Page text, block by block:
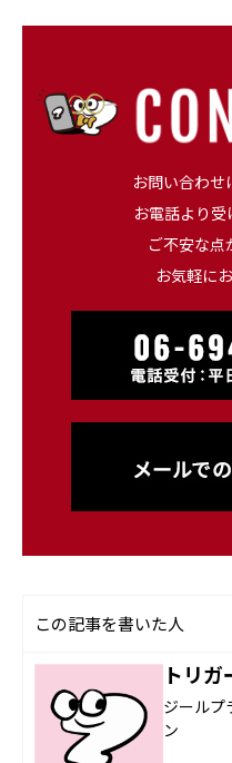
お問い合わ
お電話より受
ご不安な点
お気軽に
この記事を書いた人
トリガ
ジールプ
ン